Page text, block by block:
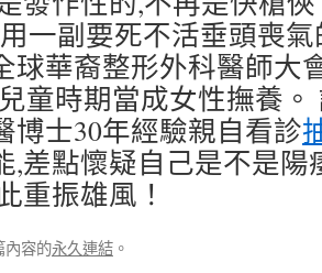
一副要死不活垂頭喪氣
球華裔整形外科醫師大
童時期當成女性撫養。
博士30年經驗親自看診
,差點懷疑自己是不是陽
重振雄風！
內容的永久連結 。